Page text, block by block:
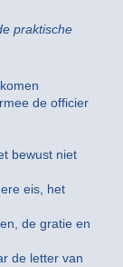
praktische
de officier
bewust niet
eis, het
de gratie en
de letter van